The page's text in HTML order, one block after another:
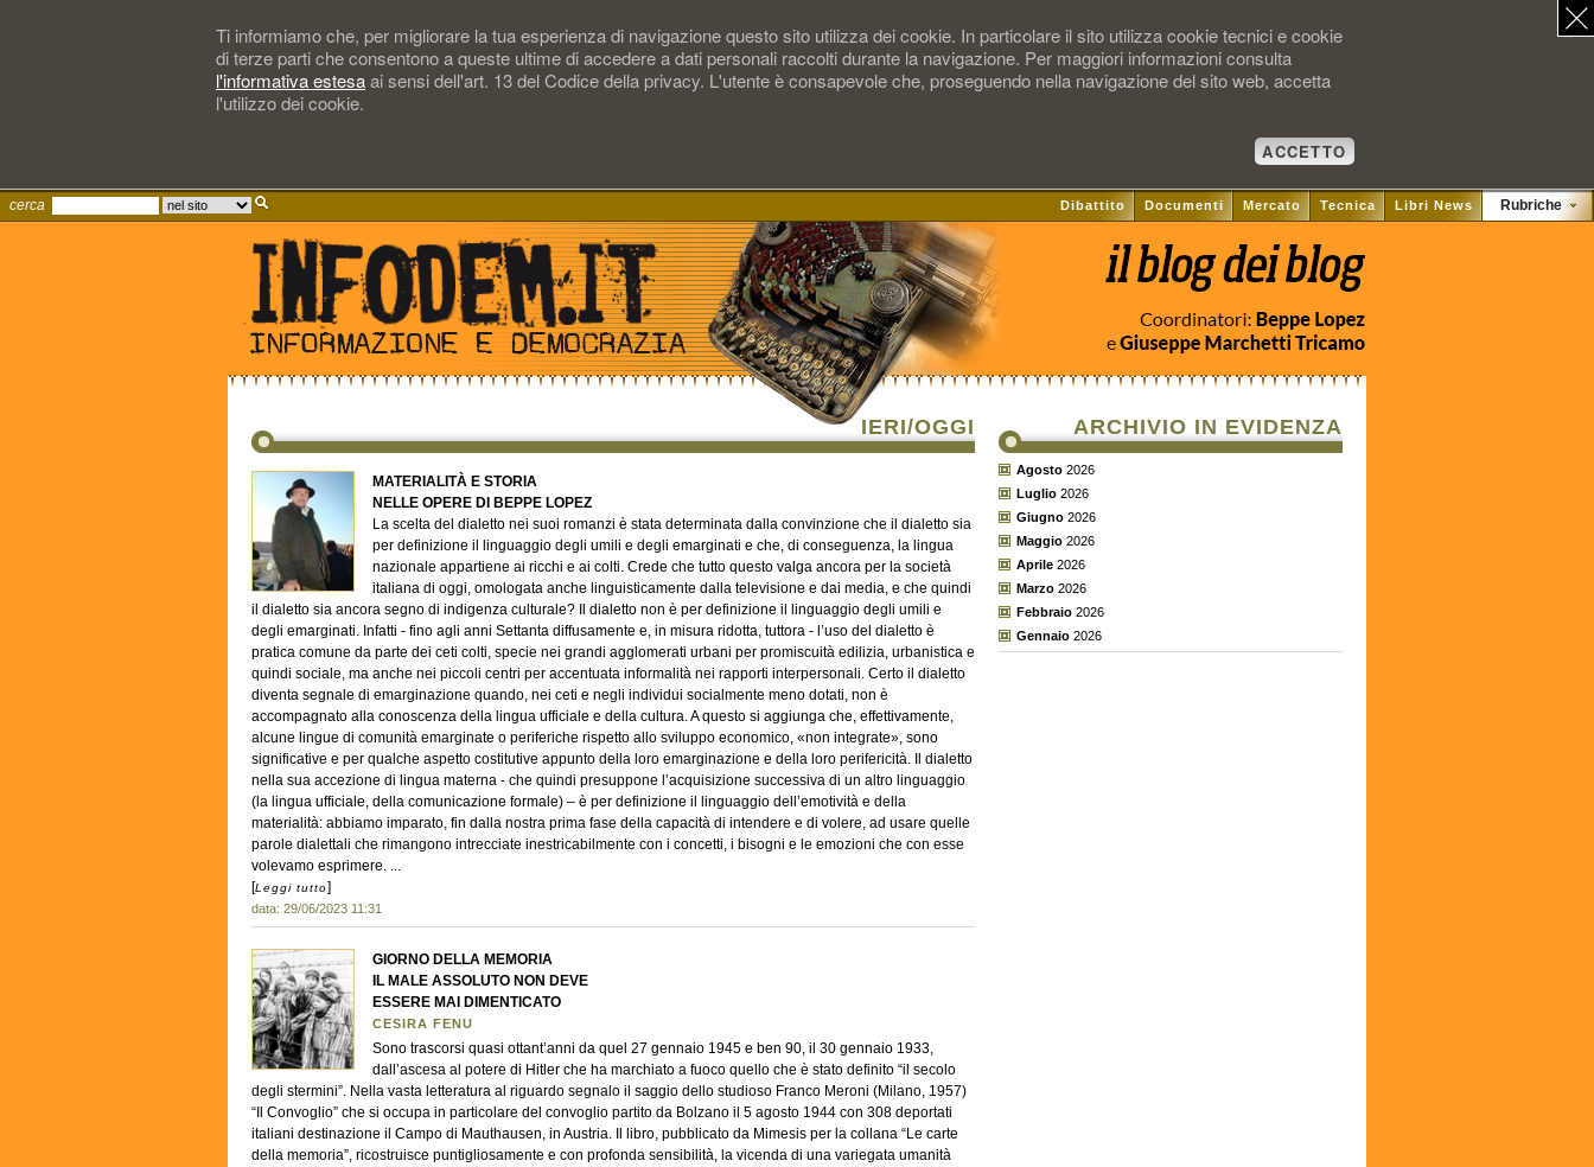
Ti informiamo che, per migliorare la tua esperienza di navigazione questo sito utilizza dei cookie. In particolare il sito utilizza cookie tecnici e cookie
di terze parti che consentono a queste ultime di accedere a dati personali raccolti durante la navigazione. Per maggiori informazioni consulta
l'informativa estesaai sensi dell'art. 13 del Codice della privacy. L'utente è consapevole che, proseguendo nella navigazione del sito web, accetta
l'utilizzo dei cookie.
ACCETTO
cerca Dibattito Documenti Mercato Tecnica Libri News Rubriche
IERI/OGGI
MATERIALITÀ E STORIA
NELLE OPERE DI BEPPE LOPEZ
La scelta del dialetto nei suoi romanzi è stata determinata dalla convinzione che il dialetto sia
per definizione il linguaggio degli umili e degli emarginati e che, di conseguenza, la lingua
nazionale appartiene ai ricchi e ai colti. Crede che tutto questo valga ancora per la società
italiana di oggi, omologata anche linguisticamente dalla televisione e dai media, e che quindi
il dialetto sia ancora segno di indigenza culturale? Il dialetto non è per definizione il linguaggio degli umili e
degli emarginati. Infatti - fino agli anni Settanta diffusamente e, in misura ridotta, tuttora - l’uso del dialetto è
pratica comune da parte dei ceti colti, specie nei grandi agglomerati urbani per promiscuità edilizia, urbanistica e
quindi sociale, ma anche nei piccoli centri per accentuata informalità nei rapporti interpersonali. Certo il dialetto
diventa segnale di emarginazione quando, nei ceti e negli individui socialmente meno dotati, non è
accompagnato alla conoscenza della lingua ufficiale e della cultura. A questo si aggiunga che, effettivamente,
alcune lingue di comunità emarginate o periferiche rispetto allo sviluppo economico, «non integrate», sono
significative e per qualche aspetto costitutive appunto della loro emarginazione e della loro perifericità. Il dialetto
nella sua accezione di lingua materna - che quindi presuppone l’acquisizione successiva di un altro linguaggio
(la lingua ufficiale, della comunicazione formale) – è per definizione il linguaggio dell’emotività e della
materialità: abbiamo imparato, fin dalla nostra prima fase della capacità di intendere e di volere, ad usare quelle
parole dialettali che rimangono intrecciate inestricabilmente con i concetti, i bisogni e le emozioni che con esse
volevamo esprimere. ...
[Leggi tutto]
data: 29/06/2023 11:31
GIORNO DELLA MEMORIA
IL MALE ASSOLUTO NON DEVE
ESSERE MAI DIMENTICATO
CESIRA FENU
Sono trascorsi quasi ottant’anni da quel 27 gennaio 1945 e ben 90, il 30 gennaio 1933,
dall’ascesa al potere di Hitler che ha marchiato a fuoco quello che è stato definito “il secolo
degli stermini”. Nella vasta letteratura al riguardo segnalo il saggio dello studioso Franco Meroni (Milano, 1957)
“Il Convoglio” che si occupa in particolare del convoglio partito da Bolzano il 5 agosto 1944 con 308 deportati
italiani destinazione il Campo di Mauthausen, in Austria. Il libro, pubblicato da Mimesis per la collana “Le carte
della memoria”, ricostruisce puntigliosamente e con profonda sensibilità, la vicenda di una variegata umanità
ARCHIVIO IN EVIDENZA
Agosto 2026
Luglio 2026
Giugno 2026
Maggio 2026
Aprile 2026
Marzo 2026
Febbraio 2026
Gennaio 2026